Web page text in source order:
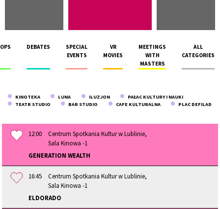
DEBATES
SPECIAL
EVENTS
VR
MOVIES
MEETINGS
WITH
MASTERS
ALL
CATEGORIES
KINOTEKA LUNA ILUZJON
PAŁAC KULTURY I NAUKI
TEATR STUDIO
BAR STUDIO CAFE KULTURALNA PLAC DEFILAD
12:00
Centrum Spotkania Kultur w Lublinie,
Sala Kinowa -1
GENERATION WEALTH
16:45
Centrum Spotkania Kultur w Lublinie,
Sala Kinowa -1
ELDORADO